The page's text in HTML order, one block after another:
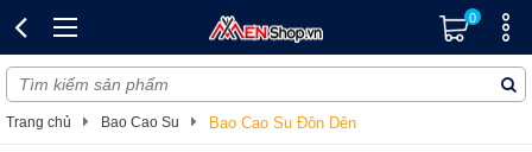
0
Trang chủ Bao Cao Su Bao Cao Su Đôn Dên